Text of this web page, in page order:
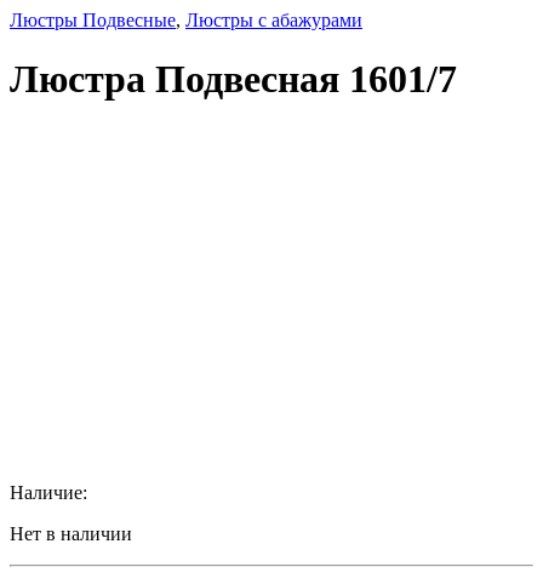
Люстры Подвесные, Люстры с абажурами
Люстра Подвесная 1601/7
Наличие:
Нет в наличии